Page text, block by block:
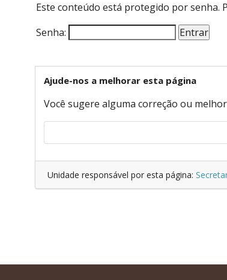
Este conteúdo está protegido por senha.
Senha:
Ajude-nos a melhorar esta página
Você sugere alguma correção ou
Unidade responsável por esta página: